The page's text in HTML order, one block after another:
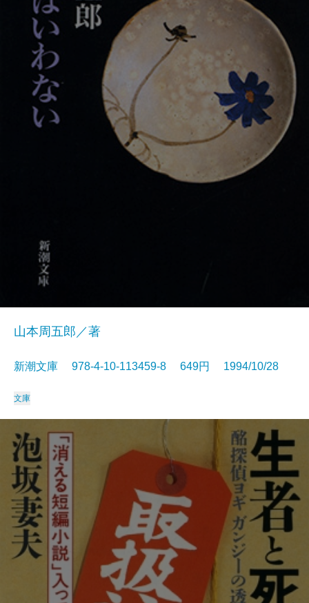
山本周五郎／著
新潮文庫 978-4-10-113459-8 649円 1994/10/28
文庫